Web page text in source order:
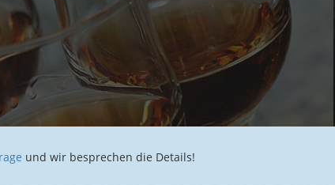
und wir besprechen die Details!